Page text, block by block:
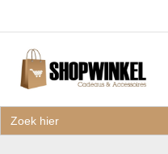
naar:
Zoek
naar: